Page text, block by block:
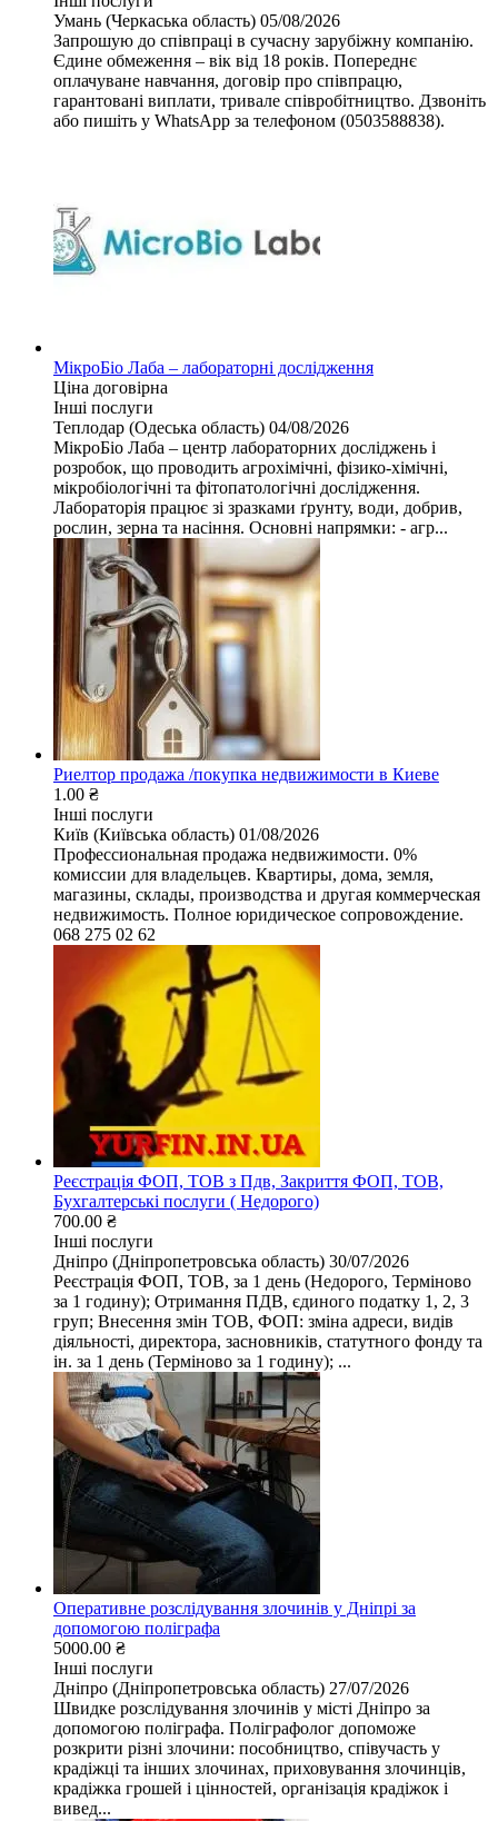
Умань (Черкаська область) 05/08/2026
Запрошую до співпраці в сучасну зарубіжну компанію.
Єдине обмеження – вік від 18 років. Попереднє
оплачуване навчання, договір про співпрацю,
гарантовані виплати, тривале співробітництво. Дзвоніть
або пишіть у WhatsApp за телефоном (0503588838).
МікроБіо Лаба – лабораторні дослідження
Ціна договірна
Інші послуги
Теплодар (Одеська область) 04/08/2026
МікроБіо Лаба – центр лабораторних досліджень і
розробок, що проводить агрохімічні, фізико-хімічні,
мікробіологічні та фітопатологічні дослідження.
Лабораторія працює зі зразками ґрунту, води, добрив,
рослин, зерна та насіння. Основні напрямки: - агр...
Риелтор продажа /покупка недвижимости в Киеве
1.00 ₴
Інші послуги
Київ (Київська область) 01/08/2026
Профессиональная продажа недвижимости. 0%
комиссии для владельцев. Квартиры, дома, земля,
магазины, склады, производства и другая коммерческая
недвижимость. Полное юридическое сопровождение.
068 275 02 62
Реєстрація ФОП, ТОВ з Пдв, Закриття ФОП, ТОВ,
Бухгалтерські послуги ( Недорого)
700.00 ₴
Інші послуги
Дніпро (Дніпропетровська область) 30/07/2026
Реєстрація ФОП, ТОВ, за 1 день (Недорого, Терміново
за 1 годину); Отримання ПДВ, єдиного податку 1, 2, 3
груп; Внесення змін ТОВ, ФОП: зміна адреси, видів
діяльності, директора, засновників, статутного фонду та
ін. за 1 день (Терміново за 1 годину); ...
Оперативне розслідування злочинів у Дніпрі за
допомогою поліграфа
5000.00 ₴
Інші послуги
Дніпро (Дніпропетровська область) 27/07/2026
Швидке розслідування злочинів у місті Дніпро за
допомогою поліграфа. Поліграфолог допоможе
розкрити різні злочини: пособництво, співучасть у
крадіжці та інших злочинах, приховування злочинців,
крадіжка грошей і цінностей, організація крадіжок і
вивед...